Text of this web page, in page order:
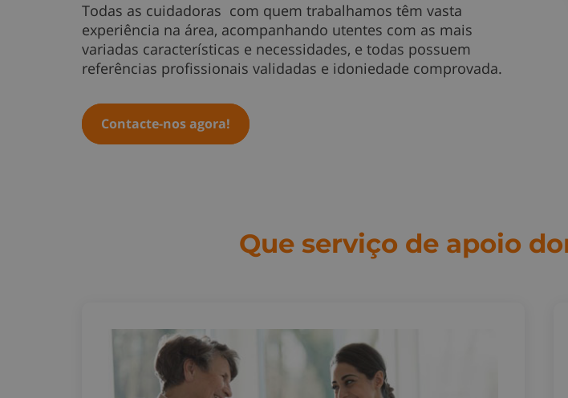
Todas as cuidadoras com quem trabalhamos têm vasta
experiência na área, acompanhando utentes com as mais
variadas características e necessidades, e todas possuem
referências profissionais validadas e idoniedade comprovada.
Contacte-nos agora!
Que serviço de apoio